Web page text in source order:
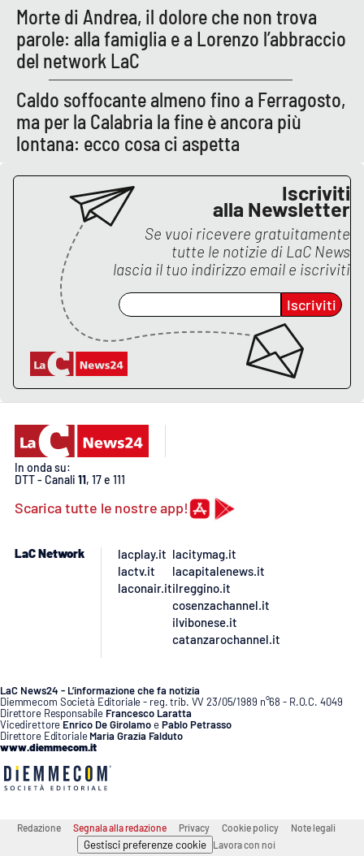
Storie
LAC
NETWORK
Lacplay.it
Lactv.it
Laconair.it
Lacitymag.it
Lacapitalenews.it
Ilreggino.it
Cosenzachannel.it
Ilvibonese.it
Catanzarochannel.it
Android
Morte di Andrea, il dolore che non trova
parole: alla famiglia e a Lorenzo l’abbraccio
del network LaC
Caldo soffocante almeno fino a Ferragosto,
ma per la Calabria la fine è ancora più
lontana: ecco cosa ci aspetta
Iscriviti
alla Newsletter
Se vuoi ricevere gratuitamente
tutte le notizie di LaC News
lascia il tuo indirizzo email e iscriviti
Iscriviti
In onda su:
DTT - Canali 11, 17 e 111
Scarica tutte le nostre app!
LaC Network
lacplay.it
lactv.it
laconair.it
lacitymag.it
lacapitalenews.it
ilreggino.it
cosenzachannel.it
ilvibonese.it
catanzarochannel.it
LaC News24 - L’informazione che fa notizia
Diemmecom Società Editoriale - reg. trib. VV 23/05/1989 n°68 - R.O.C. 4049
Direttore Responsabile Francesco Laratta
Vicedirettore Enrico De GirolamoePablo Petrasso
Direttore Editoriale Maria Grazia Falduto
www.diemmecom.it
Redazione Segnala alla redazione Privacy Cookie policy Note legali
Gestisci preferenze cookie Lavora con noi